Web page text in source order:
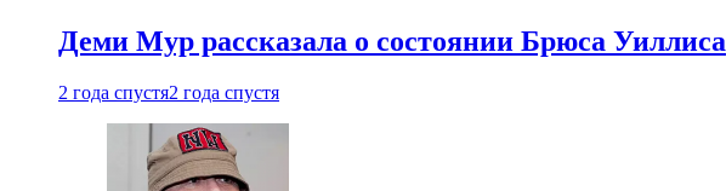
Деми Мур рассказала о состоянии Брюса Уиллиса
2 года спустя2 года спустя